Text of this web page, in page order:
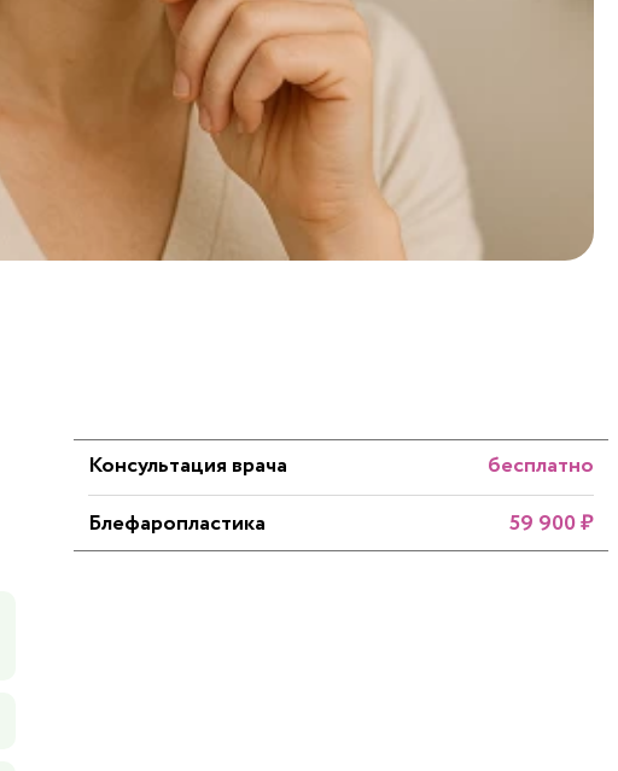
Консультация врача
бесплатно
Блефаропластика
59 900 ₽